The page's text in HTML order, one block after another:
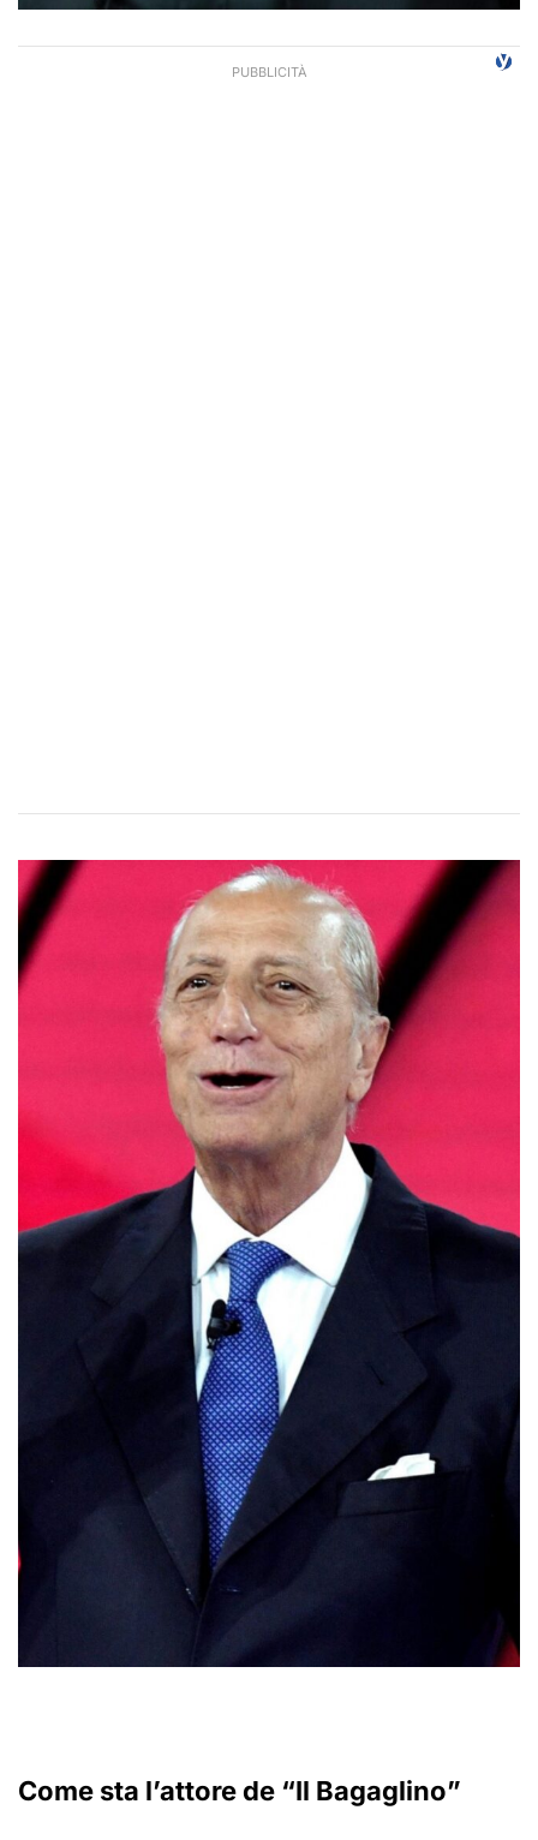
Come sta l’attore de “Il Bagaglino”